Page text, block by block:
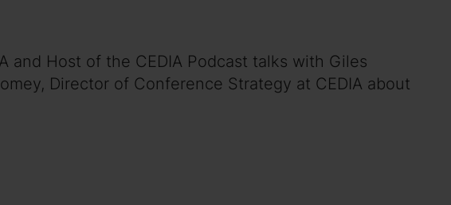
and Host of the CEDIA Podcast talks with Giles
Director of Conference Strategy at CEDIA about